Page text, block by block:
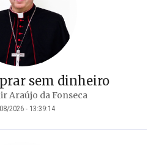
sem dinheiro
Araújo da Fonseca
2026 - 13:39:14